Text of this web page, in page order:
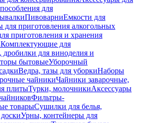
для
ПивоварниЕмкости для
для приготовления алкогольных
приготовления и хранения
Комплектующие для
дробилки для виноделия и
бытовыеУборочный
Ведра, тазы для уборкиНаборы
чайникиЧайники заварочные,
плитыТурки, молочникиАксессуары
Фильтры-
товарыСушилки для белья,
Урны, контейнеры для